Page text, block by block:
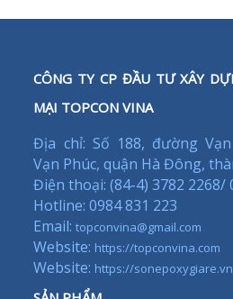
CÔNG TY CP ĐẦU TƯ XÂY
MẠI TOPCON VINA
Địa chỉ: Số 188, đường
Vạn Phúc, quận Hà Đông,
Điện thoại: (84-4) 3782 2268/
Hotline: 0984 831 223
Email:topconvina@gmail.com
Website: https://topconvina.com
Website: https://sonepoxygiare.vn